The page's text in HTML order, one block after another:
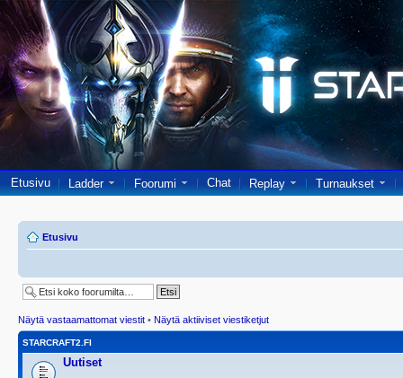
Etusivu Ladder Foorumi Chat Replay Turnaukset
Etusivu
Näytä vastaamattomat viestit • Näytä aktiiviset viestiketjut
STARCRAFT2.FI
Uutiset